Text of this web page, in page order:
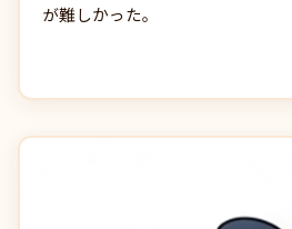
が難しかった。